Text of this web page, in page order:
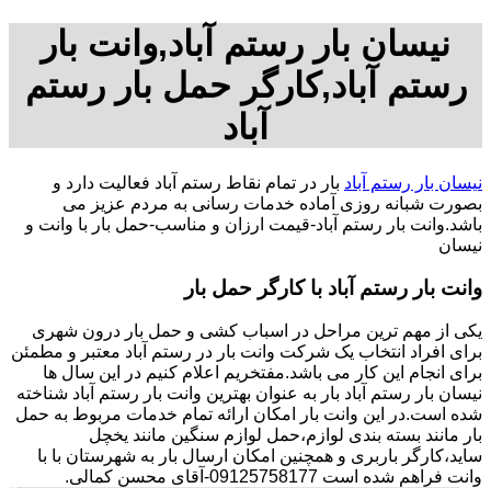
نیسان بار رستم آباد,وانت بار
رستم آباد,کارگر حمل بار رستم
آباد
نیسان بار رستم آباد بار در تمام نقاط رستم آباد فعالیت دارد و
بصورت شبانه روزی آماده خدمات رسانی به مردم عزیز می
باشد.وانت بار رستم آباد-قیمت ارزان و مناسب-حمل بار با وانت و
نیسان
وانت بار رستم آباد با کارگر حمل بار
یکی از مهم ترین مراحل در اسباب کشی و حمل بار درون شهری
برای افراد انتخاب یک شرکت وانت بار در رستم آباد معتبر و مطمئن
برای انجام این کار می باشد.مفتخریم اعلام کنیم در این سال ها
نیسان بار رستم آباد بار به عنوان بهترین وانت بار رستم آباد شناخته
شده است.در این وانت بار امکان ارائه تمام خدمات مربوط به حمل
بار مانند بسته بندی لوازم،حمل لوازم سنگین مانند یخچل
ساید،کارگر باربری و همچنین امکان ارسال بار به شهرستان با با
وانت فراهم شده است 09125758177-آقای محسن کمالی.